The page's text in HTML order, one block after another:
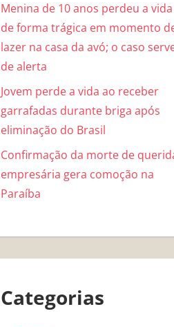
Menina de 10 anos perdeu a vida
de forma trágica em momento
lazer na casa da avó; o caso
de alerta
Jovem perde a vida ao receber
garrafadas durante briga após
eliminação do Brasil
Confirmação da morte de
empresária gera comoção na
Paraíba
Categorias